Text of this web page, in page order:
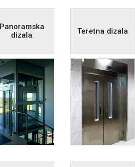
Panoramska
dizala
Teretna dizala